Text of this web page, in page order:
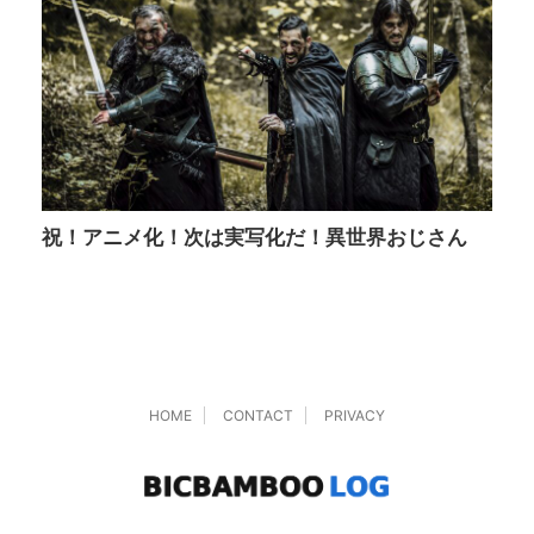
祝！アニメ化！次は実写化だ！異世界おじさん
HOME CONTACT PRIVACY